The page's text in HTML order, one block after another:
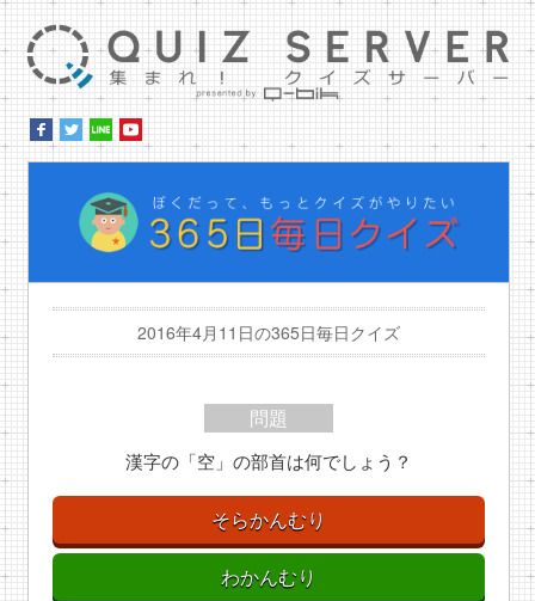
2016年4月11日の365日毎日クイズ
問題
漢字の「空」の部首は何でしょう？
そらかんむり
わかんむり